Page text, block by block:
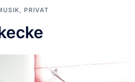
, PRIVAT